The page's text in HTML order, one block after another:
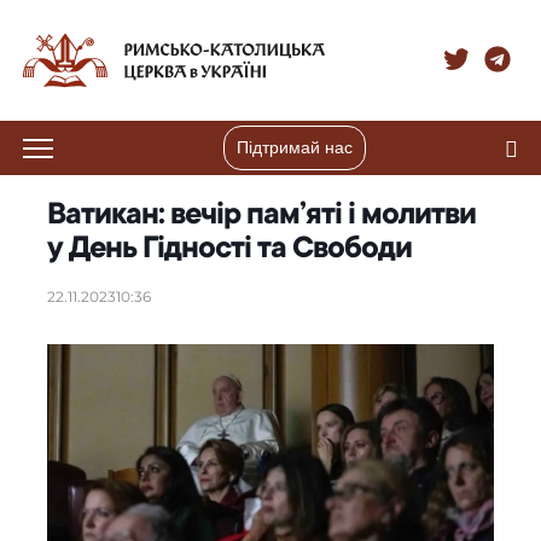
Підтримай нас
Ватикан: вечір пам’яті і молитви
у День Гідності та Свободи
22.11.202310:36